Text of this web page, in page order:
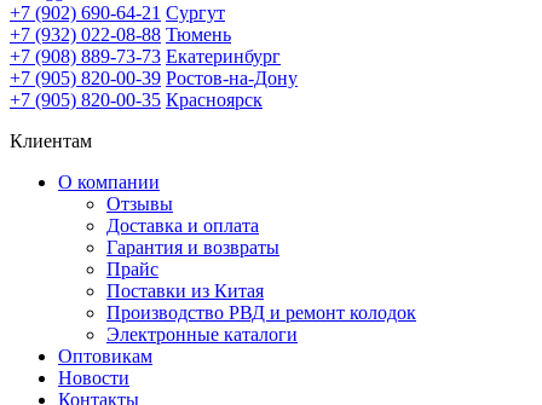
+7 (902) 690-64-21 Сургут
+7 (932) 022-08-88 Тюмень
+7 (908) 889-73-73 Екатеринбург
+7 (905) 820-00-39 Ростов-на-Дону
+7 (905) 820-00-35 Красноярск
Клиентам
О компании
Отзывы
Доставка и оплата
Гарантия и возвраты
Прайс
Поставки из Китая
Производство РВД и ремонт колодок
Электронные каталоги
Оптовикам
Новости
Контакты